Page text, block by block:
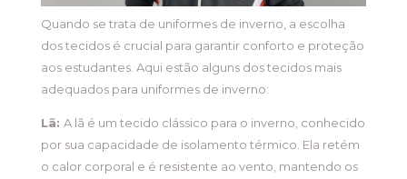
Quando se trata de uniformes de inverno, a escolha
dos tecidos é crucial para garantir conforto e proteção
aos estudantes. Aqui estão alguns dos tecidos mais
adequados para uniformes de inverno:
Lã: A lã é um tecido clássico para o inverno, conhecido
por sua capacidade de isolamento térmico. Ela retém
o calor corporal e é resistente ao vento, mantendo os